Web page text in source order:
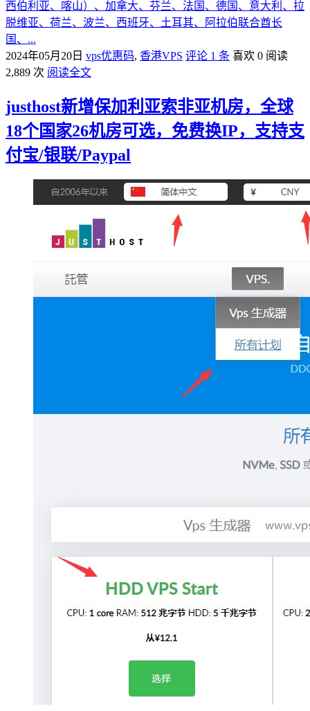
西伯利亚、喀山）、加拿大、芬兰、法国、德国、意大利、拉
脱维亚、荷兰、波兰、西班牙、土耳其、阿拉伯联合酋长
国、...
2024年05月20日 vps优惠码, 香港VPS 评论 1 条 喜欢 0 阅读
2,889 次 阅读全文
justhost新增保加利亚索非亚机房，全球
18个国家26机房可选，免费换IP，支持支
付宝/银联/Paypal